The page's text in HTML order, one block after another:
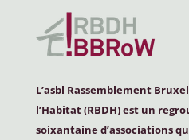
L’asbl Rassemblement
l’Habitat (RBDH) est un
soixantaine d’associations